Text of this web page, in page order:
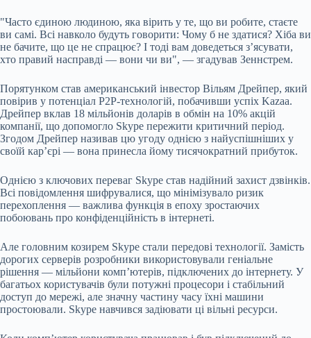
"Часто єдиною людиною, яка вірить у те, що ви робите, стаєте
ви самі. Всі навколо будуть говорити: Чому б не здатися? Хіба ви
не бачите, що це не спрацює? І тоді вам доведеться з’ясувати,
хто правий насправді — вони чи ви", — згадував Зеннстрем.
Порятунком став американський інвестор Вільям Дрейпер, який
повірив у потенціал P2P-технологій, побачивши успіх Kazaa.
Дрейпер вклав 18 мільйонів доларів в обмін на 10% акцій
компанії, що допомогло Skype пережити критичний період.
Згодом Дрейпер називав цю угоду однією з найуспішніших у
своїй кар’єрі — вона принесла йому тисячократний прибуток.
Однією з ключових переваг Skype став надійний захист дзвінків.
Всі повідомлення шифрувалися, що мінімізувало ризик
перехоплення — важлива функція в епоху зростаючих
побоювань про конфіденційність в інтернеті.
Але головним козирем Skype стали передові технології. Замість
дорогих серверів розробники використовували геніальне
рішення — мільйони комп’ютерів, підключених до інтернету. У
багатьох користувачів були потужні процесори і стабільний
доступ до мережі, але значну частину часу їхні машини
простоювали. Skype навчився задіювати ці вільні ресурси.